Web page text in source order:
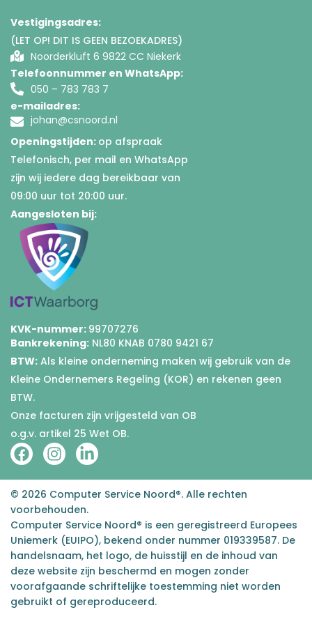
Vestigingsadres:
(LET OP! DIT IS GEEN BEZOEKADRES)
Noorderkluft 6 9822 CC Niekerk
Telefoonnummer en WhatsApp:
050 – 783 783 7
e-mailadres:
johan@csnoord.nl
Openingstijden: op afspraak
Telefonisch, per mail en WhatsApp
zijn wij iedere dag bereikbaar van
09:00 uur tot 20:00 uur.
Aangesloten bij:
KVK-nummer: 99707276
Bankrekening: NL80 KNAB 0780 9421 67
BTW: Als kleine onderneming maken wij gebruik van de
Kleine Ondernemers Regeling (KOR) en rekenen geen
BTW.
Onze facturen zijn vrijgesteld van OB
o.g.v. artikel 25 Wet OB.
© 2026 Computer Service Noord®. Alle rechten
voorbehouden.
Computer Service Noord® is een geregistreerd Europees
Uniemerk (EUIPO), bekend onder nummer 019339587. De
handelsnaam, het logo, de huisstijl en de inhoud van
deze website zijn beschermd en mogen zonder
voorafgaande schriftelijke toestemming niet worden
gebruikt of gereproduceerd.